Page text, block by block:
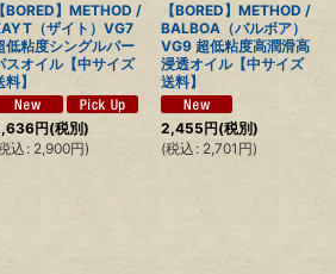
【BORED】METHOD /
（ザイト）VG7
低粘度シングルパー
スオイル【中サイズ
料】
円(税別)
込 : 2,900円)
【BORED】METHOD /
BALBOA（バルボア）
VG9 超低粘度高潤滑高
浸透オイル【中サイズ
送料】
2,455円(税別)
(税込 : 2,701 円)